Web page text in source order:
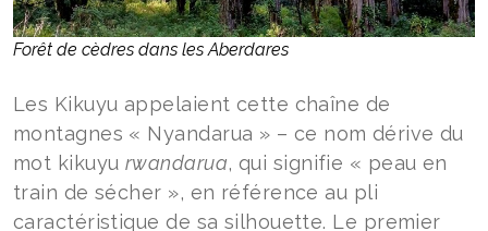
Forêt de cèdres dans les Aberdares
Les Kikuyu appelaient cette chaîne de
montagnes « Nyandarua » – ce nom dérive du
mot kikuyu rwandarua, qui signifie « peau en
train de sécher », en référence au pli
caractéristique de sa silhouette. Le premier